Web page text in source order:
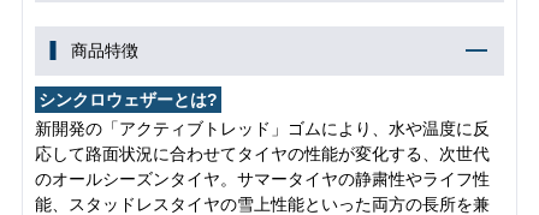
商品特徴
シンクロウェザーとは?
新開発の「アクティブトレッド」ゴムにより、水や温度に反
応して路面状況に合わせてタイヤの性能が変化する、次世代
のオールシーズンタイヤ。サマータイヤの静粛性やライフ性
能、スタッドレスタイヤの雪上性能といった両方の長所を兼